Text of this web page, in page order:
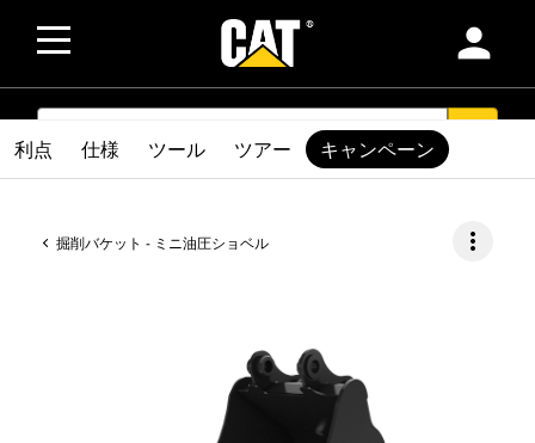
person
SEARCH
掘削バケット - ミニ油圧ショベル more_vert
利点 仕様 ツール ツアー キャンペーン